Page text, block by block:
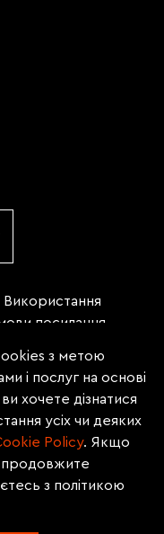
посилання
третього
міститься
або
редакції.
ЗА
з метою
і послуг на основі
хочете дізнатися
усіх чи деяких
Policy. Якщо
продовжите
з політикою